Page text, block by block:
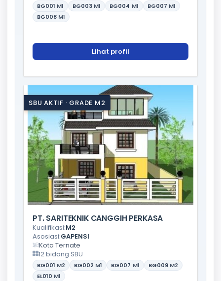
BG001 M1 BG003 M1 BG004 M1 BG007 M1
BG008 M1
Lihat profil
SBU AKTIF · GRADE M2
PT. SARITEKNIK CANGGIH PERKASA
Kualifikasi:M2
Asosiasi:GAPENSI
Kota Ternate
12 bidang SBU
BG001 M2 BG002 M1 BG007 M1 BG009 M2
EL010 M1